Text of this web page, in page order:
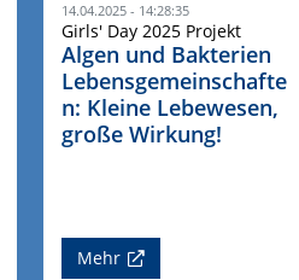
14.04.2025 - 14:28:35
Girls' Day 2025 Projekt
Algen und Bakterien
Lebensgemeinschafte
n: Kleine Lebewesen,
große Wirkung!
Mehr